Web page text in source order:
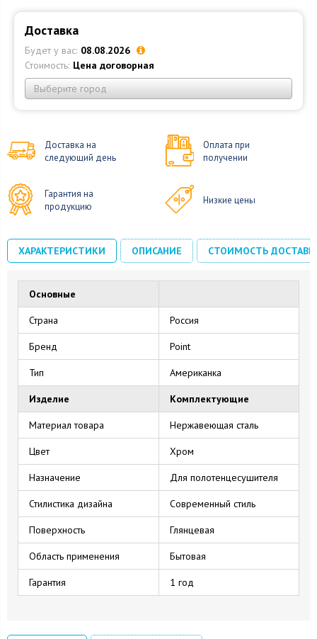
Доставка
Будет у вас: 08.08.2026
Стоимость: Цена договорная
Выберите город
Доставка на
следующий день
Оплата при
получении
Гарантия на
продукцию
Низкие цены
ХАРАКТЕРИСТИКИ ОПИСАНИЕ СТОИМОСТЬ
Основные
Страна Россия
Бренд Point
Тип Американка
Изделие Комплектующие
Материал товара Нержавеющая сталь
Цвет Хром
Назначение Для полотенцесушителя
Стилистика дизайна Современный стиль
Поверхность Глянцевая
Область применения Бытовая
Гарантия 1 год